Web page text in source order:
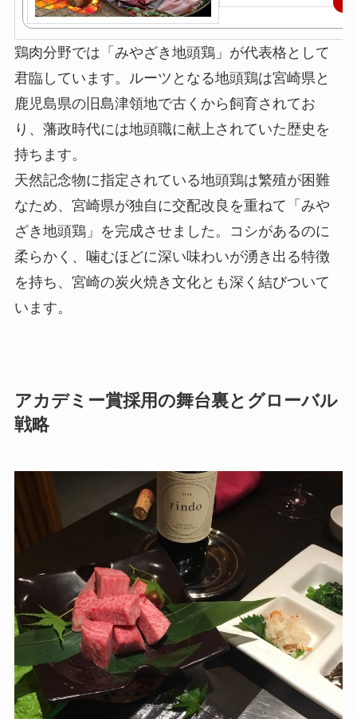
鶏肉分野では「みやざき地頭鶏」が代表格として
君臨しています。ルーツとなる地頭鶏は宮崎県と
鹿児島県の旧島津領地で古くから飼育されてお
り、藩政時代には地頭職に献上されていた歴史を
持ちます。
天然記念物に指定されている地頭鶏は繁殖が困難
なため、宮崎県が独自に交配改良を重ねて「みや
ざき地頭鶏」を完成させました。コシがあるのに
柔らかく、噛むほどに深い味わいが湧き出る特徴
を持ち、宮崎の炭火焼き文化とも深く結びついて
います。
アカデミー賞採用の舞台裏とグローバル
戦略